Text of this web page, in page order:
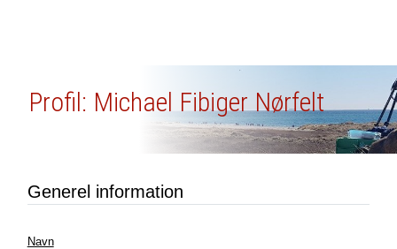
Profil: Michael Fibiger Nørfelt
Generel information
Navn